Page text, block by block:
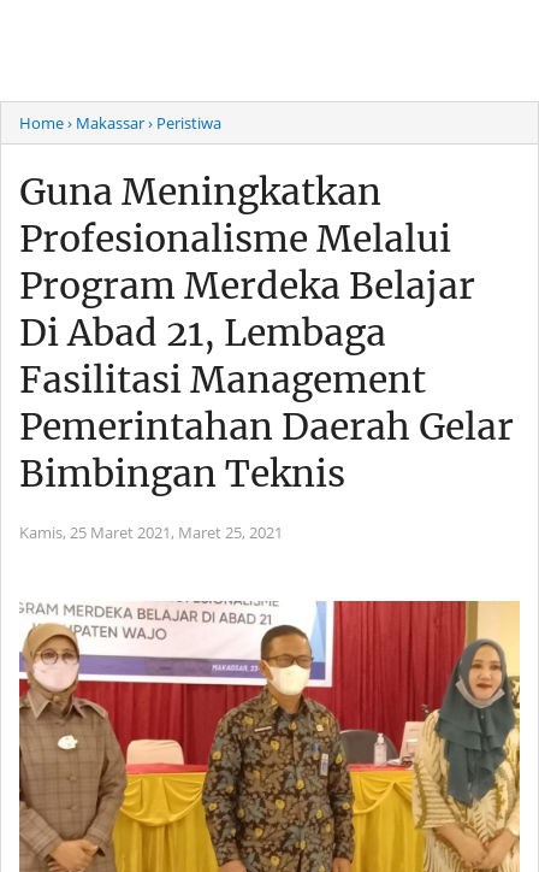
Home› Makassar› Peristiwa
Guna Meningkatkan
Profesionalisme Melalui
Program Merdeka Belajar
Di Abad 21, Lembaga
Fasilitasi Management
Pemerintahan Daerah Gelar
Bimbingan Teknis
Kamis, 25 Maret 2021, Maret 25, 2021